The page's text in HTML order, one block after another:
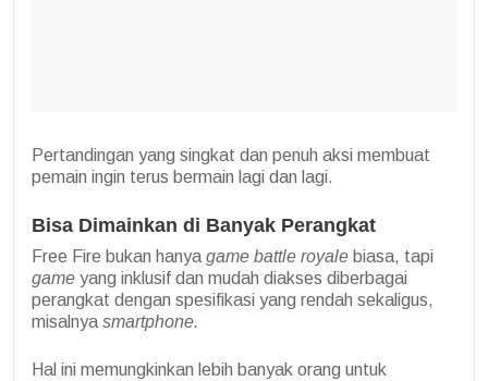
Pertandingan yang singkat dan penuh aksi membuat
pemain ingin terus bermain lagi dan lagi.
Bisa Dimainkan di Banyak Perangkat
Free Fire bukan hanya game battle royale biasa, tapi
game yang inklusif dan mudah diakses diberbagai
perangkat dengan spesifikasi yang rendah sekaligus,
misalnya smartphone.
Hal ini memungkinkan lebih banyak orang untuk